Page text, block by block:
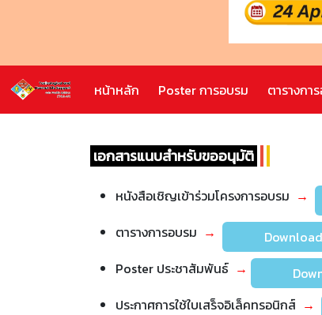
หน้าหลัก Poster การอบรม ตารางกา
เอกสารแนบสำหรับขออนุมัติ
หนังสือเชิญเข้าร่วมโครงการอบรม →
ตารางการอบรม →
Poster ประชาสัมพันธ์ →
ประกาศการใช้ใบเสร็จอิเล็คทรอนิกส์ →